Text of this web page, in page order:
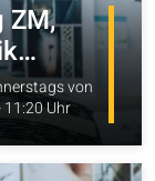
ZM,
von
Uhr
Angebot